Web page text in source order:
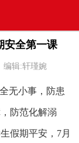
安全第一课
编辑:轩瑾婉
无小事，防患
防范化解溺
假期平安，7月